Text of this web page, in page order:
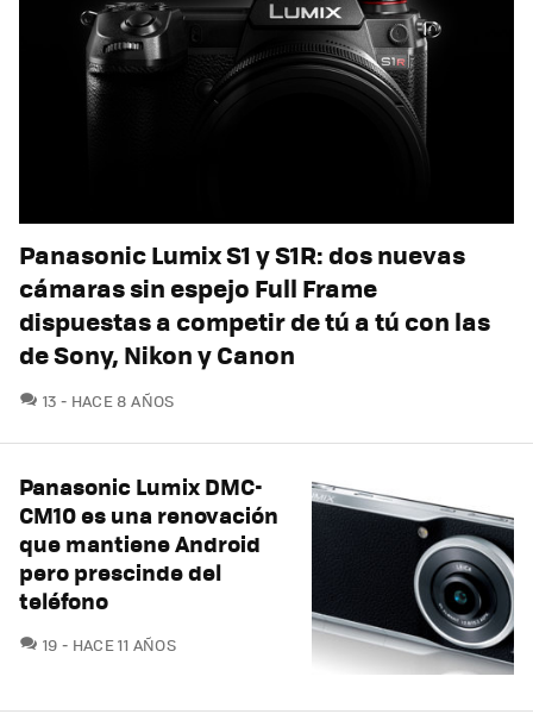
Panasonic Lumix S1 y S1R: dos nuevas
cámaras sin espejo Full Frame
dispuestas a competir de tú a tú con las
de Sony, Nikon y Canon
13 COMENTARIOS
HACE 8 AÑOS
Panasonic Lumix DMC-
CM10 es una renovación
que mantiene Android
pero prescinde del
teléfono
19 COMENTARIOS
HACE 11 AÑOS